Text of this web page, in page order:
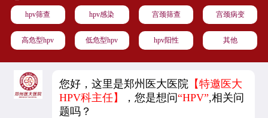
hpv筛查 hpv感染 宫颈筛查 宫颈病变
高危型hpv 低危型hpv hpv阳性 其他
您好，这里是郑州医大医院 【特邀医大
HPV科主任】
，您是想问“HPV”,相关问
题吗？